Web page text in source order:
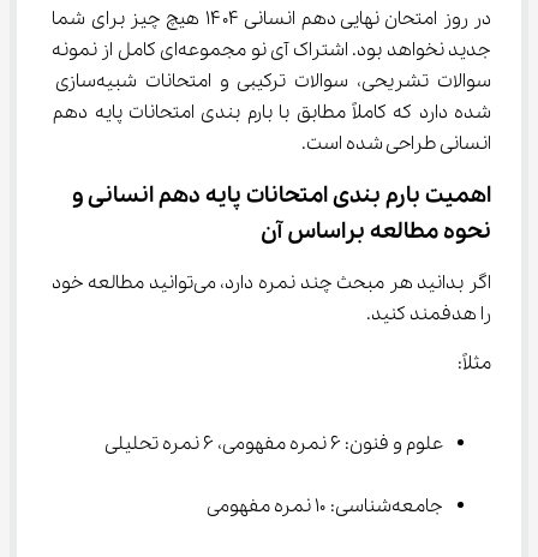
در روز امتحان نهایی دهم انسانی ۱۴۰۴ هیچ چیز برای شما
جدید نخواهد بود. اشتراک آی نو مجموعه‌ای کامل از نمونه
سوالات تشریحی، سوالات ترکیبی و امتحانات شبیه‌سازی
شده دارد که کاملاً مطابق با بارم بندی امتحانات پایه دهم
انسانی طراحی شده است.
اهمیت بارم ‌بندی امتحانات پایه دهم انسانی و
نحوه مطالعه براساس آن
اگر بدانید هر مبحث چند نمره دارد، می‌توانید مطالعه خود
را هدفمند کنید.
مثلاً:
علوم و فنون: ۶ نمره مفهومی، ۶ نمره تحلیلی
جامعه‌شناسی: ۱۰ نمره مفهومی